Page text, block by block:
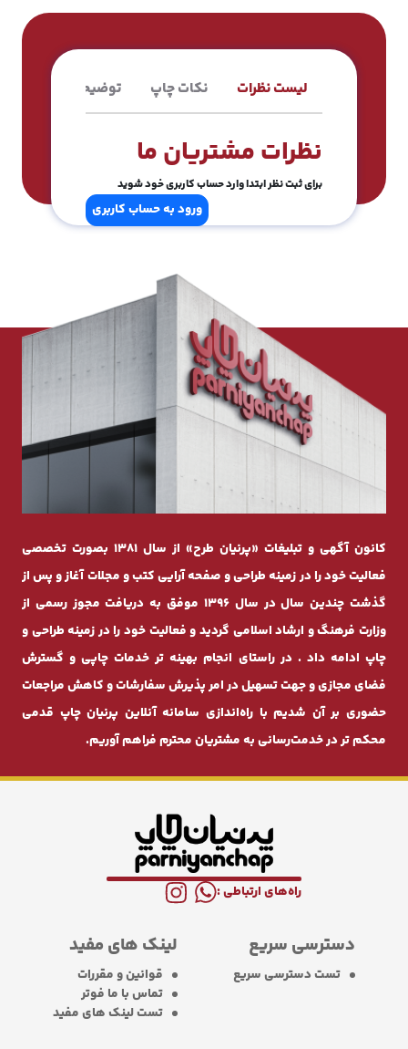
لیست نظرات نکات چاپ توضیحات محصول
نظرات مشتریان ما
برای ثبت نظر ابتدا وارد حساب کاربری خود شوید
ورود به حساب کاربری
کانون آگهی و تبلیغات «پرنیان طرح» از سال 1381 بصورت تخصصی
فعالیت خود را در زمینه طراحی و صفحه ‌آرایی کتب و مجلات آغاز و پس از
گذشت چندیـن سال در سال 1396 موفق به دریافت مجوز رسمی از
وزارت فرهنگ و ارشاد اسلامی گردید و فعالیت خود را در زمینه طراحی و
چاپ ادامه داد . در راستای انجام بهینه ‌تر خدمات چاپی و گسترش
فضای مجازی و جهت تسهیل در امر پذیرش سفارشات و کاهش مراجعات
حضوری بر آن شدیم با راه‌اندازی سامانه آنلاین پرنیان ‌چاپ قدمی
محکم ‌تر در خدمت‌رسانی به مشتریان محترم فراهم آوریم.
راه‌های ارتباطی :
دسترسی سریع
تست دسترسی سریع
لینک های مفید
قوانین و مقررات
تماس با ما فوتر
تست لینک های مفید